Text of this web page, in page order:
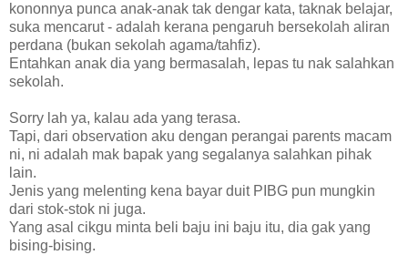
kononnya punca anak-anak tak dengar kata, taknak belajar,
suka mencarut - adalah kerana pengaruh bersekolah aliran
perdana (bukan sekolah agama/tahfiz).
Entahkan anak dia yang bermasalah, lepas tu nak salahkan
sekolah.
Sorry lah ya, kalau ada yang terasa.
Tapi, dari observation aku dengan perangai parents macam
ni, ni adalah mak bapak yang segalanya salahkan pihak
lain.
Jenis yang melenting kena bayar duit PIBG pun mungkin
dari stok-stok ni juga.
Yang asal cikgu minta beli baju ini baju itu, dia gak yang
bising-bising.